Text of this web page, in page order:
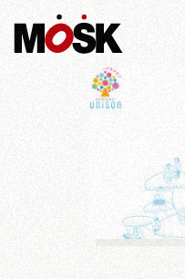
SERVICE